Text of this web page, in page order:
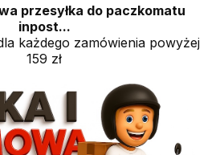
przesyłka do paczkomatu
inpost...
każdego zamówienia powyżej
159 zł